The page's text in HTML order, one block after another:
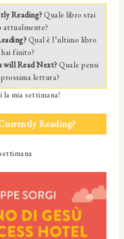
Reading?Quale libro stai
attualmente?
Qual è l’ultimo libro
finito?
will Read Next?Quale pensi
lettura?
la mia settimana!
Reading?